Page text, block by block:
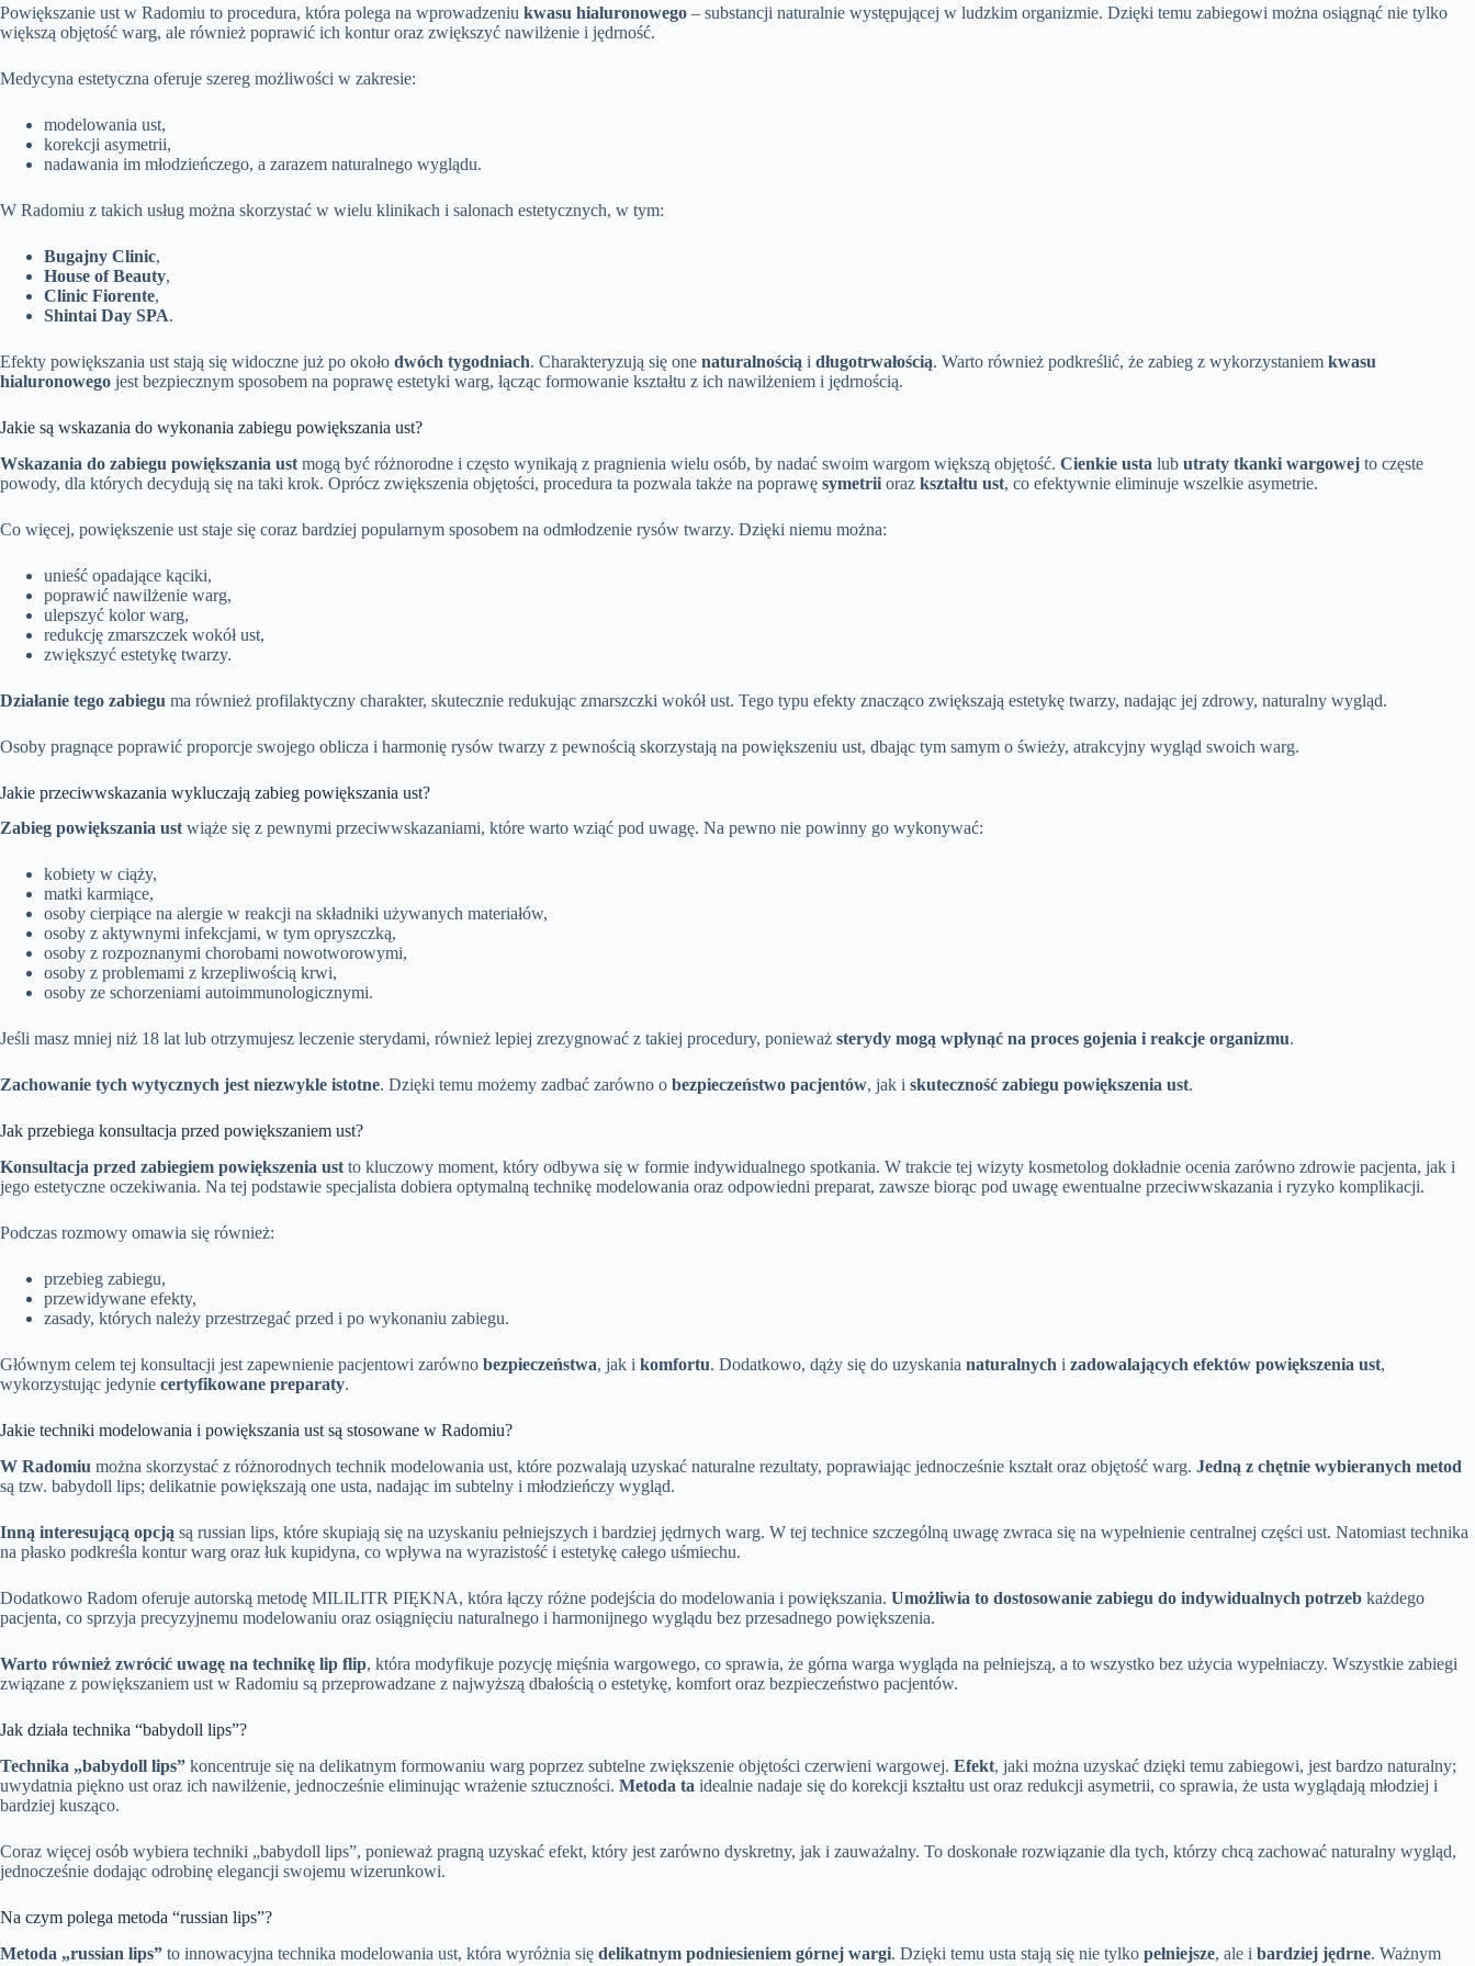
Powiększanie ust w Radomiu to procedura, która polega na wprowadzeniu kwasu hialuronowego – substancji naturalnie występującej w ludzkim organizmie. Dzięki temu zabiegowi można osiągnąć nie tylko
większą objętość warg, ale również poprawić ich kontur oraz zwiększyć nawilżenie i jędrność.
Medycyna estetyczna oferuje szereg możliwości w zakresie:
modelowania ust,
korekcji asymetrii,
nadawania im młodzieńczego, a zarazem naturalnego wyglądu.
W Radomiu z takich usług można skorzystać w wielu klinikach i salonach estetycznych, w tym:
Bugajny Clinic,
House of Beauty,
Clinic Fiorente,
Shintai Day SPA.
Efekty powiększania ust stają się widoczne już po około dwóch tygodniach. Charakteryzują się one naturalnością i długotrwałością. Warto również podkreślić, że zabieg z wykorzystaniem kwasu
hialuronowego jest bezpiecznym sposobem na poprawę estetyki warg, łącząc formowanie kształtu z ich nawilżeniem i jędrnością.
Jakie są wskazania do wykonania zabiegu powiększania ust?
Wskazania do zabiegu powiększania ust mogą być różnorodne i często wynikają z pragnienia wielu osób, by nadać swoim wargom większą objętość. Cienkie usta lub utraty tkanki wargowej to częste
powody, dla których decydują się na taki krok. Oprócz zwiększenia objętości, procedura ta pozwala także na poprawę symetrii oraz kształtu ust, co efektywnie eliminuje wszelkie asymetrie.
Co więcej, powiększenie ust staje się coraz bardziej popularnym sposobem na odmłodzenie rysów twarzy. Dzięki niemu można:
unieść opadające kąciki,
poprawić nawilżenie warg,
ulepszyć kolor warg,
redukcję zmarszczek wokół ust,
zwiększyć estetykę twarzy.
Działanie tego zabiegu ma również profilaktyczny charakter, skutecznie redukując zmarszczki wokół ust. Tego typu efekty znacząco zwiększają estetykę twarzy, nadając jej zdrowy, naturalny wygląd.
Osoby pragnące poprawić proporcje swojego oblicza i harmonię rysów twarzy z pewnością skorzystają na powiększeniu ust, dbając tym samym o świeży, atrakcyjny wygląd swoich warg.
Jakie przeciwwskazania wykluczają zabieg powiększania ust?
Zabieg powiększania ust wiąże się z pewnymi przeciwwskazaniami, które warto wziąć pod uwagę. Na pewno nie powinny go wykonywać:
kobiety w ciąży,
matki karmiące,
osoby cierpiące na alergie w reakcji na składniki używanych materiałów,
osoby z aktywnymi infekcjami, w tym opryszczką,
osoby z rozpoznanymi chorobami nowotworowymi,
osoby z problemami z krzepliwością krwi,
osoby ze schorzeniami autoimmunologicznymi.
Jeśli masz mniej niż 18 lat lub otrzymujesz leczenie sterydami, również lepiej zrezygnować z takiej procedury, ponieważ sterydy mogą wpłynąć na proces gojenia i reakcje organizmu.
Zachowanie tych wytycznych jest niezwykle istotne. Dzięki temu możemy zadbać zarówno o bezpieczeństwo pacjentów, jak i skuteczność zabiegu powiększenia ust.
Jak przebiega konsultacja przed powiększaniem ust?
Konsultacja przed zabiegiem powiększenia ust to kluczowy moment, który odbywa się w formie indywidualnego spotkania. W trakcie tej wizyty kosmetolog dokładnie ocenia zarówno zdrowie pacjenta, jak i
jego estetyczne oczekiwania. Na tej podstawie specjalista dobiera optymalną technikę modelowania oraz odpowiedni preparat, zawsze biorąc pod uwagę ewentualne przeciwwskazania i ryzyko komplikacji.
Podczas rozmowy omawia się również:
przebieg zabiegu,
przewidywane efekty,
zasady, których należy przestrzegać przed i po wykonaniu zabiegu.
Głównym celem tej konsultacji jest zapewnienie pacjentowi zarówno bezpieczeństwa, jak i komfortu. Dodatkowo, dąży się do uzyskania naturalnych i zadowalających efektów powiększenia ust,
wykorzystując jedynie certyfikowane preparaty.
Jakie techniki modelowania i powiększania ust są stosowane w Radomiu?
W Radomiu można skorzystać z różnorodnych technik modelowania ust, które pozwalają uzyskać naturalne rezultaty, poprawiając jednocześnie kształt oraz objętość warg. Jedną z chętnie wybieranych metod
są tzw. babydoll lips; delikatnie powiększają one usta, nadając im subtelny i młodzieńczy wygląd.
Inną interesującą opcją są russian lips, które skupiają się na uzyskaniu pełniejszych i bardziej jędrnych warg. W tej technice szczególną uwagę zwraca się na wypełnienie centralnej części ust. Natomiast technika
na płasko podkreśla kontur warg oraz łuk kupidyna, co wpływa na wyrazistość i estetykę całego uśmiechu.
Dodatkowo Radom oferuje autorską metodę MILILITR PIĘKNA, która łączy różne podejścia do modelowania i powiększania. Umożliwia to dostosowanie zabiegu do indywidualnych potrzeb każdego
pacjenta, co sprzyja precyzyjnemu modelowaniu oraz osiągnięciu naturalnego i harmonijnego wyglądu bez przesadnego powiększenia.
Warto również zwrócić uwagę na technikę lip flip, która modyfikuje pozycję mięśnia wargowego, co sprawia, że górna warga wygląda na pełniejszą, a to wszystko bez użycia wypełniaczy. Wszystkie zabiegi
związane z powiększaniem ust w Radomiu są przeprowadzane z najwyższą dbałością o estetykę, komfort oraz bezpieczeństwo pacjentów.
Jak działa technika “babydoll lips”?
Technika „babydoll lips” koncentruje się na delikatnym formowaniu warg poprzez subtelne zwiększenie objętości czerwieni wargowej. Efekt, jaki można uzyskać dzięki temu zabiegowi, jest bardzo naturalny;
uwydatnia piękno ust oraz ich nawilżenie, jednocześnie eliminując wrażenie sztuczności. Metoda ta idealnie nadaje się do korekcji kształtu ust oraz redukcji asymetrii, co sprawia, że usta wyglądają młodziej i
bardziej kusząco.
Coraz więcej osób wybiera techniki „babydoll lips”, ponieważ pragną uzyskać efekt, który jest zarówno dyskretny, jak i zauważalny. To doskonałe rozwiązanie dla tych, którzy chcą zachować naturalny wygląd,
jednocześnie dodając odrobinę elegancji swojemu wizerunkowi.
Na czym polega metoda “russian lips”?
Metoda „russian lips” to innowacyjna technika modelowania ust, która wyróżnia się delikatnym podniesieniem górnej wargi. Dzięki temu usta stają się nie tylko pełniejsze, ale i bardziej jędrne. Ważnym